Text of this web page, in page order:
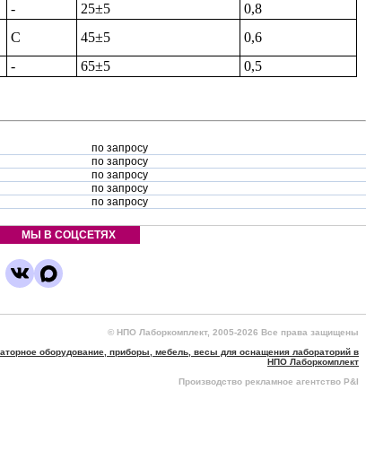
- 25±5
0,8
С 45±5
0,6
- 65±5 0,5
по запросу
по запросу
по запросу
по запросу
по запросу
МЫ В СОЦСЕТЯХ
© НПО Лаборкомплект, 2005-2026 Все права защищены
оборудование, приборы, мебель, весы для оснащения лабораторий в
НПО Лаборкомплект
Производство рекламное агентство P&I